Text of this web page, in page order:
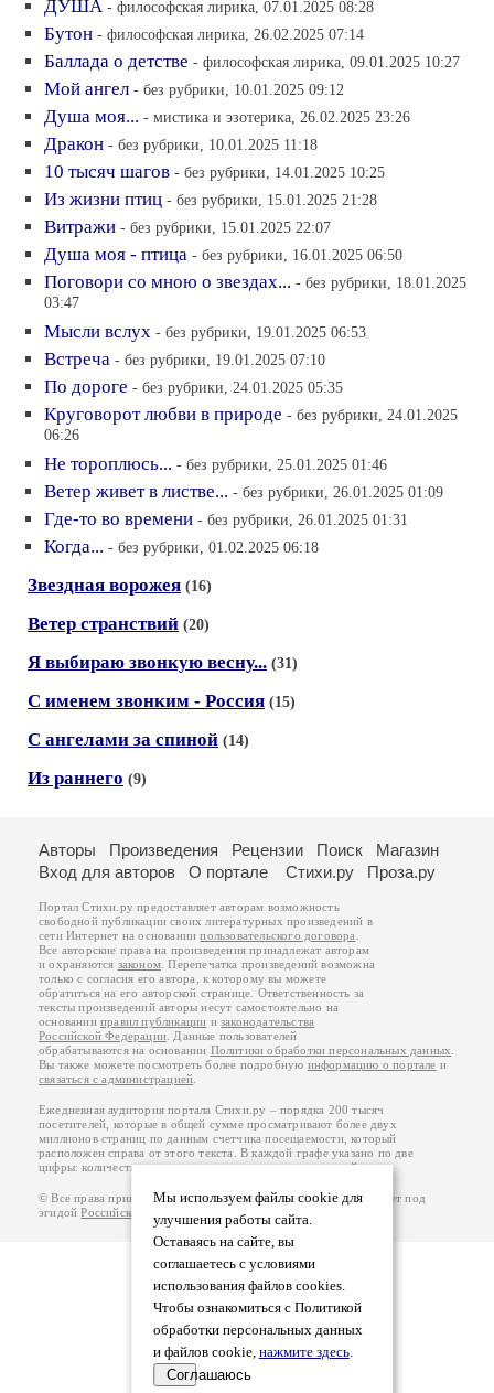
ДУША - философская лирика, 07.01.2025 08:28
Бутон - философская лирика, 26.02.2025 07:14
Баллада о детстве - философская лирика, 09.01.2025 10:27
Мой ангел - без рубрики, 10.01.2025 09:12
Душа моя... - мистика и эзотерика, 26.02.2025 23:26
Дракон - без рубрики, 10.01.2025 11:18
10 тысяч шагов - без рубрики, 14.01.2025 10:25
Из жизни птиц - без рубрики, 15.01.2025 21:28
Витражи - без рубрики, 15.01.2025 22:07
Душа моя - птица - без рубрики, 16.01.2025 06:50
Поговори со мною о звездах... - без рубрики, 18.01.2025
03:47
Мысли вслух - без рубрики, 19.01.2025 06:53
Встреча - без рубрики, 19.01.2025 07:10
По дороге - без рубрики, 24.01.2025 05:35
Круговорот любви в природе - без рубрики, 24.01.2025
06:26
Не тороплюсь... - без рубрики, 25.01.2025 01:46
Ветер живет в листве... - без рубрики, 26.01.2025 01:09
Где-то во времени - без рубрики, 26.01.2025 01:31
Когда... - без рубрики, 01.02.2025 06:18
Звездная ворожея (16)
Ветер странствий (20)
Я выбираю звонкую весну... (31)
С именем звонким - Россия (15)
С ангелами за спиной (14)
Из раннего (9)
Мы используем файлы cookie для
улучшения работы сайта.
Оставаясь на сайте, вы
соглашаетесь с условиями
использования файлов cookies.
Чтобы ознакомиться с Политикой
обработки персональных данных
и файлов cookie, нажмите здесь.
Соглашаюсь
Авторы Произведения Рецензии Поиск
Магазин
Вход для авторов
О портале Стихи.ру Проза.ру
Портал Стихи.ру предоставляет авторам возможность
свободной публикации своих литературных произведений в
сети Интернет на основаниипользовательского договора
Все авторские права на произведения принадлежат авторам
и охраняются законом . Перепечатка произведений возможна
только с согласия его автора, к которому вы можете
обратиться на его авторской странице. Ответственность за
тексты произведений авторы несут самостоятельно на
основанииправил публикации изаконодательства
Российской Федерации . Данные пользователей
обрабатываются на основании Политики обработки персональных данных
Вы также можете посмотреть более подробную информацию о портале и
связаться с администрацией
Ежедневная аудитория портала Стихи.ру – порядка 200 тысяч
посетителей, которые в общей сумме просматривают более двух
миллионов страниц по данным счетчика посещаемости, который
расположен справа от этого текста. В каждой графе указано по две
цифры: количество просмотров и количество посетителей.
© Все права принадлежат авторам, 2000-2026. Портал работает под
эгидойРоссийского союза писателей.